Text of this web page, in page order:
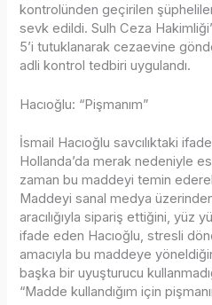
kontrolünden geçirilen
sevk edildi. Sulh Ceza
5’i tutuklanarak cezaevine
adli kontrol tedbiri uygulandı.
Hacıoğlu: “Pişmanım”
İsmail Hacıoğlu savcılıktaki
Hollanda’da merak nedeniyle
zaman bu maddeyi temin
Maddeyi sanal medya
aracılığıyla sipariş ettiğini, yüz
ifade eden Hacıoğlu, stresli
amacıyla bu maddeye
başka bir uyuşturucu
“Madde kullandığım için